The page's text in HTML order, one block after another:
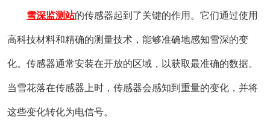
雪深监测站的传感器起到了关键的作用。它们通过使用
高科技材料和精确的测量技术，能够准确地感知雪深的变
化。传感器通常安装在开放的区域，以获取最准确的数据。
当雪花落在传感器上时，传感器会感知到重量的变化，并将
这些变化转化为电信号。